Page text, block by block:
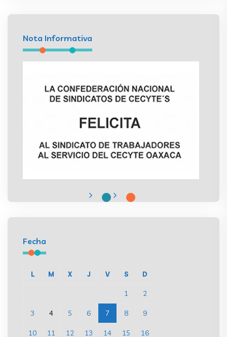
Nota Informativa
Fecha
L M X J V S D
1 2
3 4 5 6 7 8 9
10 11 12 13 14 15 16